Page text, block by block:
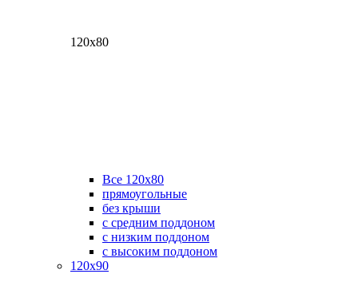
120х80
Все 120х80
прямоугольные
без крыши
с средним поддоном
с низким поддоном
с высоким поддоном
120х90